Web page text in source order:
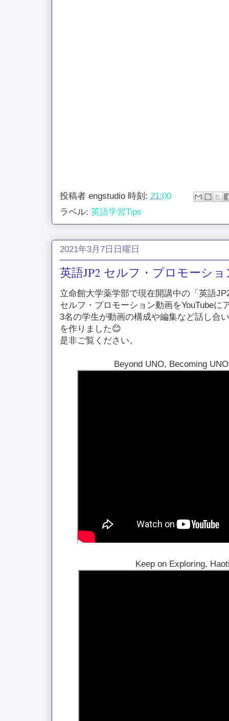
投稿者 engstudio 時刻: 21:00
ラベル: 英語学習Tips
2021年3月7日日曜日
英語JP2 セルフ・プロモーシ
立命館大学薬学部で現在開講中の「英語
セルフ・プロモーション動画をYouTubeに
3名の学生が動画の構成や編集など話し合
を作りました😊
是非ご覧ください。
Beyond UNO, Becoming
Keep on Exploring,